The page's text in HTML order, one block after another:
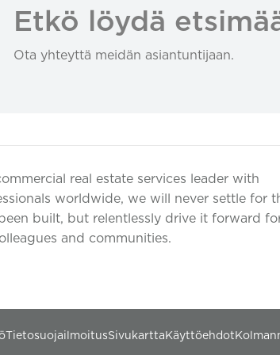
Etkö löydä
Ota yhteyttä meidän asiantuntijaan.
real estate services leader with
worldwide, we will never settle for
built, but relentlessly drive it forward
and communities.
TietosuojailmoitusSivukartta Käyttöehdot